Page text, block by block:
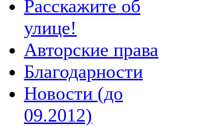
Расскажите об
улице!
Авторские права
Благодарности
Новости (до
09.2012)